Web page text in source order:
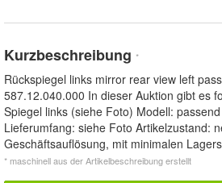
Kurzbeschreibung *
Rückspiegel links mirror rear view left
587.12.040.000 In dieser Auktion gibt es
Spiegel links (siehe Foto) Modell:
Lieferumfang: siehe Foto Artikelzustand:
Geschäftsauflösung, mit minimalen
* maschinell aus der Artikelbeschreibung erstellt